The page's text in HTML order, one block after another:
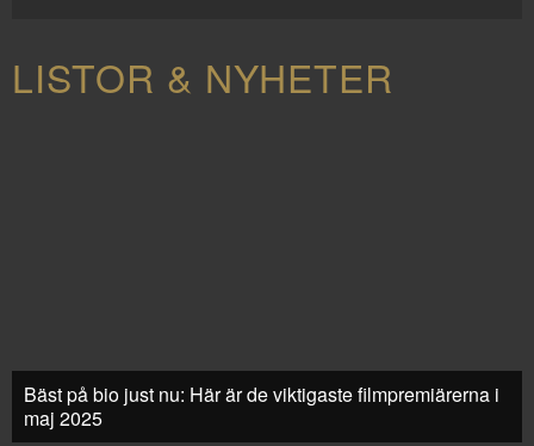
LISTOR & NYHETER
Bäst på bio just nu: Här är de viktigaste filmpremiärerna i
maj 2025